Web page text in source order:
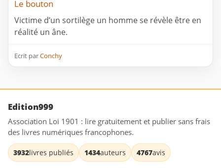
Le bouton
Victime d’un sortilège un homme se révèle être en
réalité un âne.
Ecrit parConchy
Edition999
Association Loi 1901 : lire gratuitement et publier sans frais
des livres numériques francophones.
3932livres publiés 1434auteurs 4767avis